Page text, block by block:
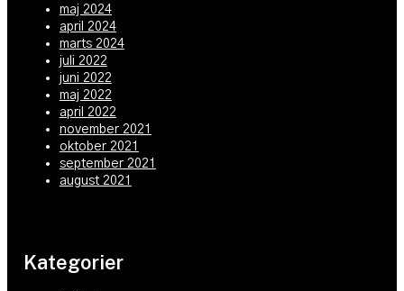
maj 2024
april 2024
marts 2024
juli 2022
juni 2022
maj 2022
april 2022
november 2021
oktober 2021
september 2021
august 2021
Kategorier